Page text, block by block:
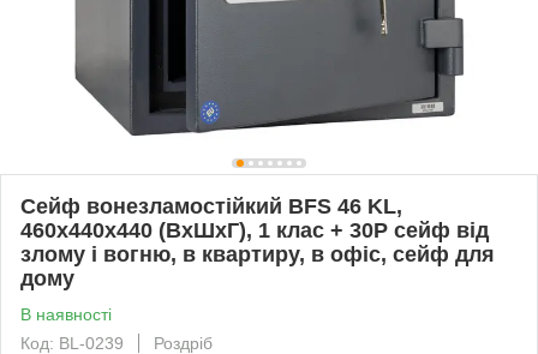
Сейф вонезламостійкий BFS 46 KL,
460x440x440 (ВхШхГ), 1 клас + 30P сейф від
злому і вогню, в квартиру, в офіс, сейф для
дому
В наявності
Код: BL-0239
Роздріб